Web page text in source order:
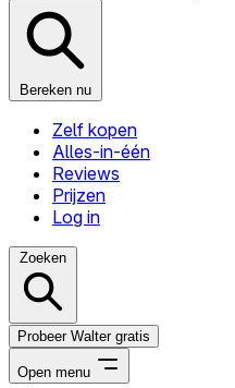
Bereken nu
Zelf kopen
Alles-in-één
Reviews
Prijzen
Log in
Zoeken
Probeer Walter gratis
Open menu